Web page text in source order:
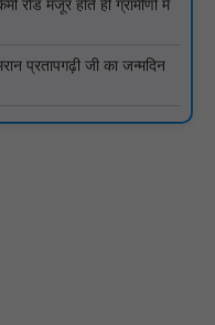
प्रतापगढ़ी जी का जन्मदिन
एक स्थाई वारंटी सहित दो